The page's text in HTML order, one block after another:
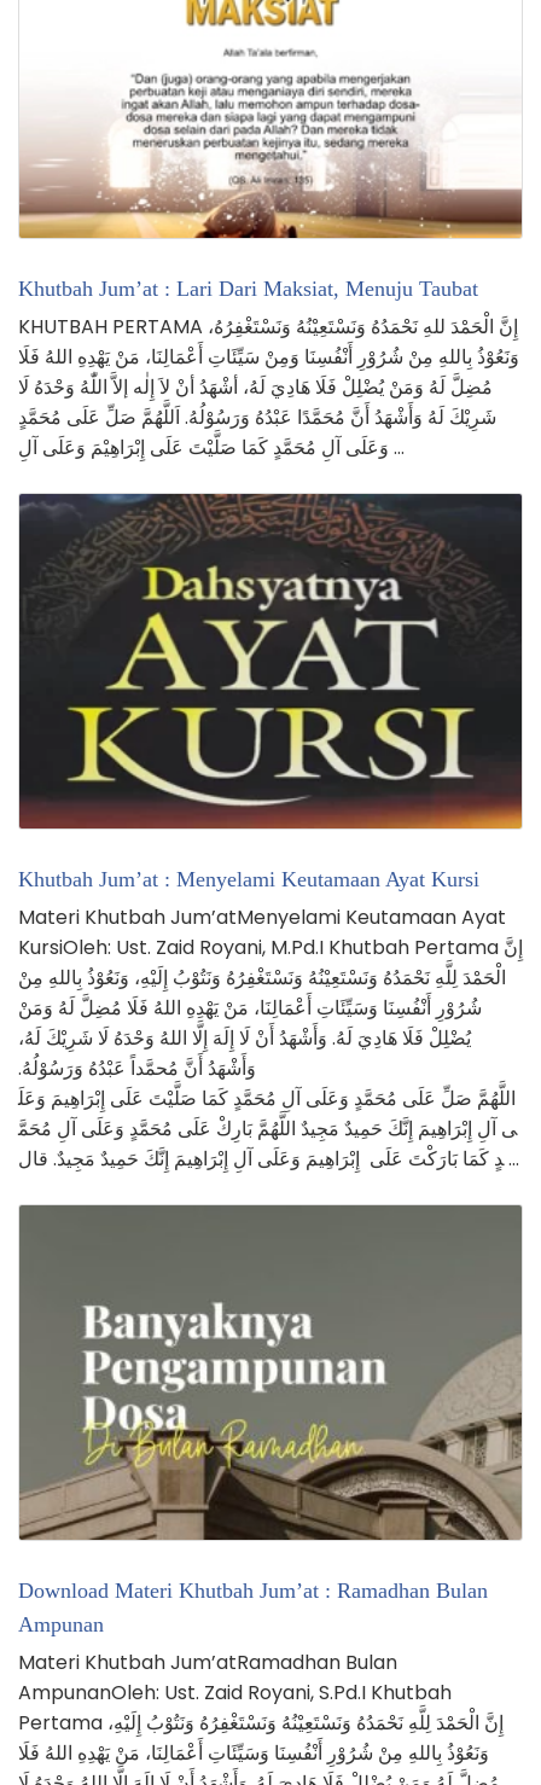
Khutbah Jum’at : Lari Dari Maksiat, Menuju Taubat
KHUTBAH PERTAMA إِنَّ الْحَمْدَ للهِ نَحْمَدُهُ وَنَسْتَعِيْنُهُ وَنَسْتَغْفِرُهُ،
وَنَعُوْذُ بِاللهِ مِنْ شُرُوْرِ أَنْفُسِنَا وَمِنْ سَيِّئَاتِ أَعْمَالِنَا، مَنْ يَهْدِهِ اللهُ فَلَا
مُضِلَّ لَهُ وَمَنْ يُضْلِلْ فَلَا هَادِيَ لَهُ، أشْهَدُ أنْ لاَ إِلٰه إلاَّ اللّٰهُ وَحْدَهُ لَا
شَرِيْكَ لَهُ وَأَشْهَدُ أَنَّ مُحَمَّدًا عَبْدُهُ وَرَسُوْلُهُ. اَللَّهُمَّ صَلِّ عَلَى مُحَمَّدٍ
وَعَلَى آلِ مُحَمَّدٍ كَمَا صَلَّيْتَ عَلَى إِبْرَاهِيْمَ وَعَلَى آلِ …
Khutbah Jum’at : Menyelami Keutamaan Ayat Kursi
Materi Khutbah Jum’atMenyelami Keutamaan Ayat
KursiOleh: Ust. Zaid Royani, M.Pd.I Khutbah Pertama إِنَّ
الْحَمْدَ لِلَّهِ نَحْمَدُهُ وَنَسْتَعِيْنُهُ وَنَسْتَغْفِرُهُ وَنَتُوْبُ إِلَيْهِ، وَنَعُوْذُ بِاللهِ مِنْ
شُرُوْرِ أَنْفُسِنَا وَسَيِّئَاتِ أَعْمَالِنَا، مَنْ يَهْدِهِ اللهُ فَلَا مُضِلَّ لَهُ وَمَنْ
يُضْلِلْ فَلَا هَادِيَ لَهُ. وَأَشْهَدُ أَنْ لَا إِلَهَ إِلَّا اللهُ وَحْدَهُ لَا شَرِيْكَ لَهُ،
وَأَشْهَدُ أَنَّ مُحمَّداً عَبْدُهُ وَرَسُوْلُهُ.
اللَّهُمَّ صَلِّ عَلَى مُحَمَّدٍ وَعَلَى آلِ مُحَمَّدٍ كَمَا صَلَّيْتَ عَلَى إِبْرَاهِيمَ وَعَلَ
ى آلِ إِبْرَاهِيمَ إِنَّكَ حَمِيدٌ مَجِيدٌ اللَّهُمَّ بَارِكْ عَلَى مُحَمَّدٍ وَعَلَى آلِ مُحَمَّ
دٍ كَمَا بَارَكْتَ عَلَى إِبْرَاهِيمَ وَعَلَى آلِ إِبْرَاهِيمَ إِنَّكَ حَمِيدٌ مَجِيدٌ. قال …
Download Materi Khutbah Jum’at : Ramadhan Bulan
Ampunan
Materi Khutbah Jum’atRamadhan Bulan
AmpunanOleh: Ust. Zaid Royani, S.Pd.I Khutbah
Pertama إِنَّ الْحَمْدَ لِلَّهِ نَحْمَدُهُ وَنَسْتَعِيْنُهُ وَنَسْتَغْفِرُهُ وَنَتُوْبُ إِلَيْهِ،
وَنَعُوْذُ بِاللهِ مِنْ شُرُوْرِ أَنْفُسِنَا وَسَيِّئَاتِ أَعْمَالِنَا، مَنْ يَهْدِهِ اللهُ فَلَا